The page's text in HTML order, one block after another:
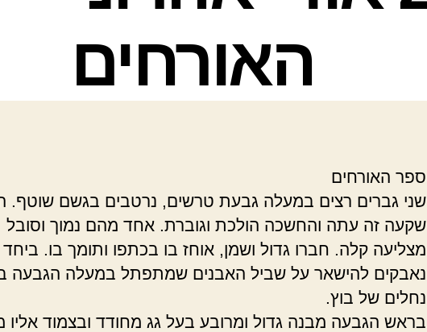
האורחים
ספר האורחים
שני גברים רצים במעלה גבעת טרשים, נרטבים בגשם
שקעה זה עתה והחשכה הולכת וגוברת. אחד מהם נמוך וסובל
מצליעה קלה. חברו גדול ושמן, אוחז בו בכתפו ותומך בו.
נאבקים להישאר על שביל האבנים שמתפתל במעלה הגבעה
נחלים של בוץ.
בראש הגבעה מבנה גדול ומרובע בעל גג מחודד ובצמוד אליו